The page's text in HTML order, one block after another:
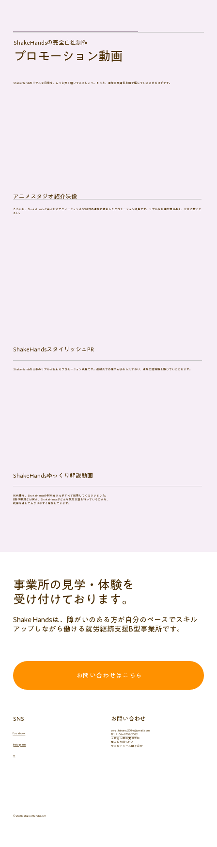
​ShakeHandsの完全自社制作
プロモーション動画
ShakeHandsのリアルな日常を、もっと深く覗いてみましょう。きっと、現場の雰囲気を肌で感じていただけるはずです。
こちらは、ShakeHandsが手がけるアニメーション＆CG制作の現場に密着したプロモーション映像です。リアルな制作の舞台裏を、ぜひご覧くだ
さい。
​アニメスタジオ紹介映像
ShakeHandsの仕事のリアルが伝わるプロモーション映像です。出張先での様子も収められており、現場の臨場感を感じていただけます。
ShakeHandsスタイリッシュPR
PR映像を、ShakeHandsの利用者さんがすべて編集してくださいました。
B型作業所とは何か、ShakeHandsがどんな就労支援を行っているのかを、
映像を通してわかりやすく解説しています。
ShakeHandsゆっくり解説動画
事業所の見学・体験を
受け付けております。
Shake Handsは、障がいのある方が自分のペースでスキル
アップしながら働ける就労継続支援B型事業所です。
お問い合わせはこちら
SNS
Facebook
X
Instagram
お問い合わせ
coral.fukurou2014@gmail.com
TEL： 06-6707-2022
大阪府大阪市東住吉区
照ヶ丘矢田1-11-3
ヴェルドミール照ヶ丘1F
© 2026 ShakeHands.s.c.m